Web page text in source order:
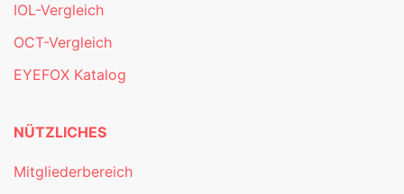
IOL-Vergleich
OCT-Vergleich
EYEFOX Katalog
NÜTZLICHES
Mitgliederbereich